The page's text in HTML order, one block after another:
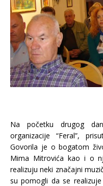
Na početku drugog
organizacije “Feral”,
Govorila je o bogatom
Mima Mitrovića kao i o
realizuju neki značajni
su pomogli da se